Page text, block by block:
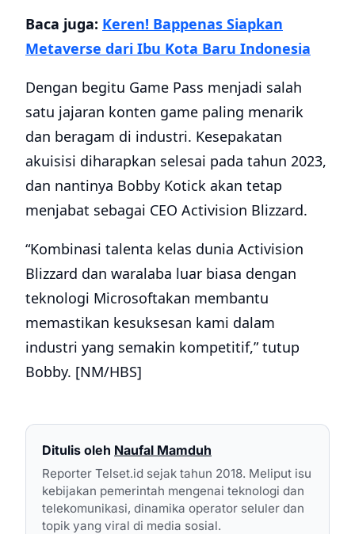
Baca juga: Keren! Bappenas Siapkan
Metaverse dari Ibu Kota Baru Indonesia
Dengan begitu Game Pass menjadi salah
satu jajaran konten game paling menarik
dan beragam di industri. Kesepakatan
akuisisi diharapkan selesai pada tahun 2023,
dan nantinya Bobby Kotick akan tetap
menjabat sebagai CEO Activision Blizzard.
“Kombinasi talenta kelas dunia Activision
Blizzard dan waralaba luar biasa dengan
teknologi Microsoftakan membantu
memastikan kesuksesan kami dalam
industri yang semakin kompetitif,” tutup
Bobby. [NM/HBS]
Ditulis oleh Naufal Mamduh
Reporter Telset.id sejak tahun 2018. Meliput isu
kebijakan pemerintah mengenai teknologi dan
telekomunikasi, dinamika operator seluler dan
topik yang viral di media sosial.